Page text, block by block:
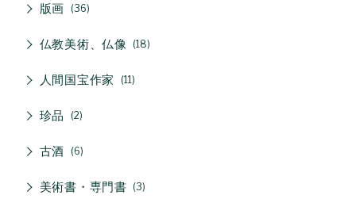
版画 36
仏教美術、仏像 18
人間国宝作家 11
珍品 2
古酒 6
美術書・専門書 3